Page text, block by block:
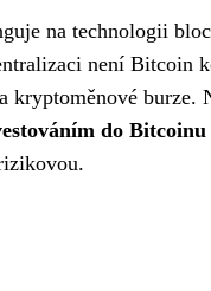
na technologii
není Bitcoin
burze.
do